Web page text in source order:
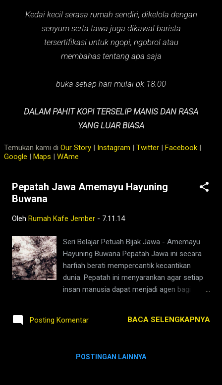
Kedai kecil serasa rumah sendiri, dikelola dengan
senyum serta tawa juga dikawal barista
tersertifikasi untuk ngopi, ngobrol atau
membahas tentang apa saja
buka setiap hari mulai pk 18.00
DALAM PAHIT KOPI TERSELIP MANIS DAN RASA
YANG LUAR BIASA
Temukan kami di Our Story | Instagram | Twitter | Facebook |
Google | Maps | WAme
Pepatah Jawa Amemayu Hayuning
Buwana
Oleh Rumah Kafe Jember - 7.11.14
Seri Belajar Petuah Bijak Jawa - Amemayu
Hayuning Buwana Pepatah Jawa ini secara
harfiah berati mempercantik kecantikan
dunia. Pepatah ini menyarankan agar setiap
insan manusia dapat menjadi agen bagi
pengertian lahir batin, namun juga bisa
pepatah ini sebenarnya ingin menyatakan
Posting Komentar BACA SELENGKAPNYA
POSTINGAN LAINNYA